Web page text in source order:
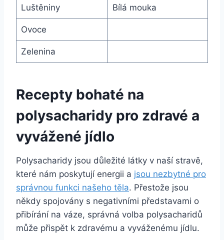
Luštěniny Bílá mouka
Ovoce
Zelenina
Recepty bohaté na
polysacharidy pro zdravé a
vyvážené jídlo
Polysacharidy jsou důležité látky v naší stravě,
které nám poskytují energii a jsou nezbytné pro
správnou funkci našeho těla. Přestože jsou
někdy spojovány s negativními představami o
přibírání na váze, správná volba polysacharidů
může přispět k zdravému a vyváženému jídlu.